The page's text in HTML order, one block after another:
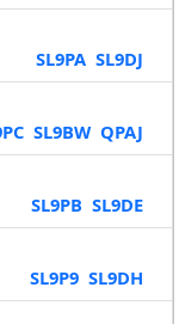
SL9PA SL9DJ
SL9BW QPAJ
SL9PB SL9DE
SL9P9 SL9DH